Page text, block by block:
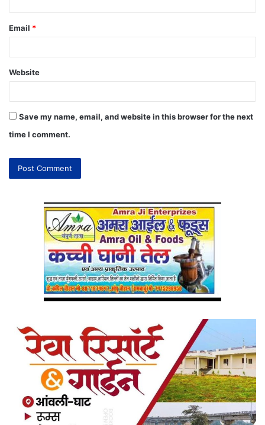
Email *
Website
Save my name, email, and website in this browser for the next
time I comment.